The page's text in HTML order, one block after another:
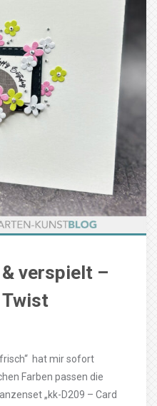
verspielt –
hat mir sofort
Farben passen die
„kk-D209 – Card